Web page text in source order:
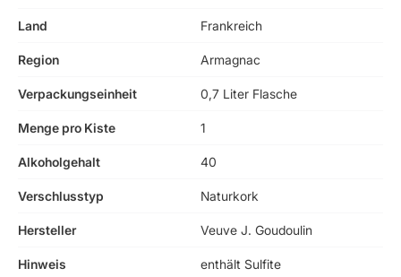
Land Frankreich
Region Armagnac
Verpackungseinheit 0,7 Liter Flasche
Menge pro Kiste 1
Alkoholgehalt 40
Verschlusstyp Naturkork
Hersteller Veuve J. Goudoulin
Hinweis enthält Sulfite